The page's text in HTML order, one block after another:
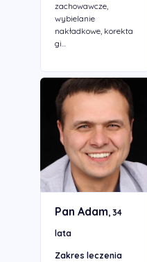
zachowawcze,
wybielanie
nakładkowe, korekta
gi...
Pan Adam, 34
lata
Zakres leczenia